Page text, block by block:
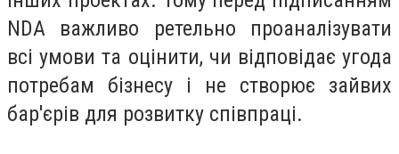
NDA важливо ретельно проаналізувати
всі умови та оцінити, чи відповідає угода
потребам бізнесу і не створює зайвих
бар'єрів для розвитку співпраці.